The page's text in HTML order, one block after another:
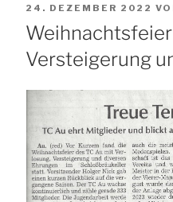
VERÖFFENTLICHT
AM
24. DEZEMBER 2022
Versteigerung